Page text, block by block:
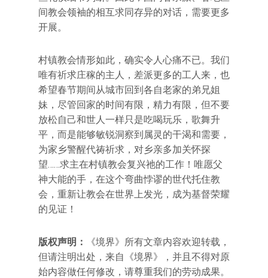
间教会领袖的相互求同存异的对话，需要更多
开展。
村镇教会情形如此，确实令人心痛不已。我们
唯有祈求庄稼的主人，差派更多的工人来，也
希望春节期间从城市回到各自老家的弟兄姐
妹，尽管回家的时间有限，精力有限，但不要
放松自己和世人一样只是吃喝玩乐，歌舞升
平，而是能够敏锐洞察到属灵的干渴和需要，
为家乡警醒代祷祈求，对乡亲多加关怀探
望……求主在村镇教会复兴祂的工作！唯愿父
神大能的手，在这个弯曲悖谬的世代托住教
会，重新让教会在世界上发光，成为基督荣耀
的见证！
版权声明：
《境界》所有文章内容欢迎转载，
但请注明出处，来自《境界》，并且不得对原
始内容做任何修改，请尊重我们的劳动成果。